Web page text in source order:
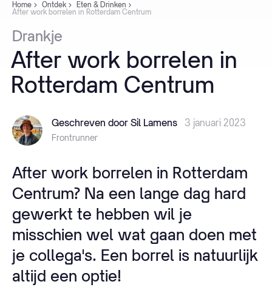
Home Ontdek
Eten & Drinken
After work borrelen in Rotterdam Centrum
Drankje
After work borrelen in
Rotterdam Centrum
Geschreven door Sil Lamens 3 januari 2023
Frontrunner
After work borrelen in Rotterdam
Centrum? Na een lange dag hard
gewerkt te hebben wil je
misschien wel wat gaan doen met
je collega's. Een borrel is natuurlijk
altijd een optie!